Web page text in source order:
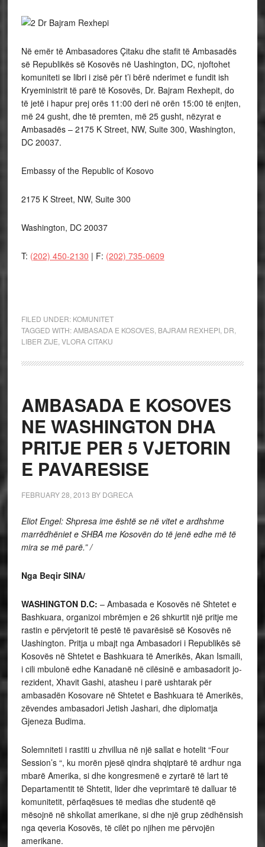
Në emër të Ambasadores Çitaku dhe stafit të Ambasadës
së Republikës së Kosovës në Uashington, DC, njoftohet
komuniteti se libri i zisë për t’i bërë nderimet e fundit ish
Kryeministrit të parë të Kosovës, Dr. Bajram Rexhepit, do
të jetë i hapur prej orës 11:00 deri në orën 15:00 të enjten,
më 24 gusht, dhe të premten, më 25 gusht, nëzyrat e
Ambasadës – 2175 K Street, NW, Suite 300, Washington,
DC 20037.
Embassy of the Republic of Kosovo
2175 K Street, NW, Suite 300
Washington, DC 20037
T: (202) 450-2130 | F: (202) 735-0609
FILED UNDER: KOMUNITET
TAGGED WITH:AMBASADA E KOSOVES, BAJRAM REXHEPI, DR
LIBER ZIJE VLORA CITAKU
AMBASADA E KOSOVES
NE WASHINGTON DHA
PRITJE PER 5 VJETORIN
E PAVARESISE
FEBRUARY 28, 2013 BY DGRECA
Eliot Engel: Shpresa ime është se në vitet e ardhshme
marrëdhëniet e SHBA me Kosovën do të jenë edhe më të
mira se më parë.” /
Nga Beqir SINA/
WASHINGTON D.C: – Ambasada e Kosovës në Shtetet e
Bashkuara, organizoi mbrëmjen e 26 shkurtit një pritje me
rastin e përvjetorit të pestë të pavarësisë së Kosovës në
Uashington. Pritja u mbajt nga Ambasadori i Republikës së
Kosovës në Shtetet e Bashkuara të Amerikës, Akan Ismaili,
i cili mbulonë edhe Kanadanë në cilësinë e ambasadorit jo-
rezident, Xhavit Gashi, atasheu i parë ushtarak për
ambasadën Kosovare në Shtetet e Bashkuara të Amerikës,
zëvendes ambasadori Jetish Jashari, dhe diplomatja
Gjeneza Budima.
Solemniteti i rastiti u zhvillua në një sallat e hotelit “Four
Session’s “, ku morën pjesë qindra shqiptarë të ardhur nga
mbarë Amerika, si dhe kongresmenë e zyrtarë të lart të
Departamentit të Shtetit, lider dhe veprimtarë të dalluar të
komunitetit, përfaqësues të medias dhe studentë që
mësojnë në shkollat amerikane, si dhe një grup zëdhënsish
nga qeveria Kosovës, të cilët po njihen me përvojën
amerikane.